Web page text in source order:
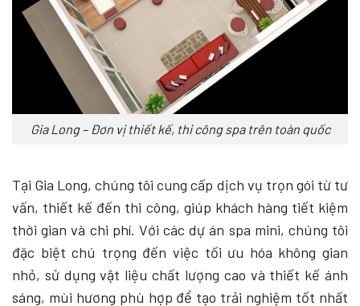
Gia Long – Đơn vị thiết kế, thi công spa trên toàn quốc
Tại Gia Long, chúng tôi cung cấp dịch vụ trọn gói từ tư
vấn, thiết kế đến thi công, giúp khách hàng tiết kiệm
thời gian và chi phí. Với các dự án spa mini, chúng tôi
đặc biệt chú trọng đến việc tối ưu hóa không gian
nhỏ, sử dụng vật liệu chất lượng cao và thiết kế ánh
sáng, mùi hương phù hợp để tạo trải nghiệm tốt nhất